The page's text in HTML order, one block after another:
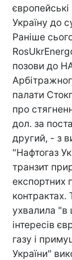
Україну до
Раніше
позови до
палати
про
дол. за
другий, - з
"Нафтогаз
транзит
експортних
контрактах.
ухвалила "в
інтересів
газу і
України"